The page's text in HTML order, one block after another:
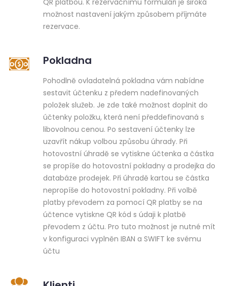
QR platbou. K rezervačnímu formuláři je široká
možnost nastavení jakým způsobem příjmáte
rezervace.
Pokladna
Pohodlně ovladatelná pokladna vám nabídne
sestavit účtenku z předem nadefinovaných
položek služeb. Je zde také možnost doplnit do
účtenky položku, která není předdefinovaná s
libovolnou cenou. Po sestavení účtenky lze
uzavřít nákup volbou způsobu úhrady. Při
hotovostní úhradě se vytiskne účtenka a částka
se propíše do hotovostní pokladny a prodejka do
databáze prodejek. Při úhradě kartou se částka
nepropíše do hotovostní pokladny. Při volbě
platby převodem za pomocí QR platby se na
účtence vytiskne QR kód s údaji k platbě
převodem z účtu. Pro tuto možnost je nutné mít
v konfiguraci vyplněn IBAN a SWIFT ke svému
účtu